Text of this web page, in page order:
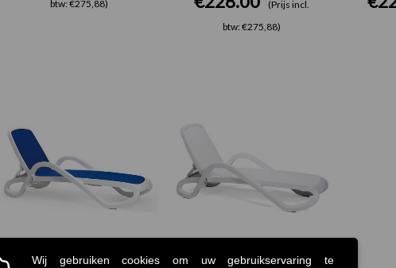
btw: €275,88)
(Prijs incl.
btw: €275,88)